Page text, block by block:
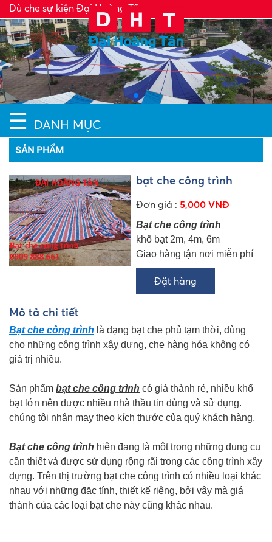
Dù che sự kiện Đại Hoàng Tấn
☰ DANH MỤC
SẢN PHẨM
bạt che công trình
Đơn giá : 5,000 VNĐ
Bạt che công trình
khổ bạt 2m, 4m, 6m
Giao hàng tận nơi miễn phí
Mô tả chi tiết
Bạt che công trình là dạng bạt che phủ tạm thời, dùng
cho những công trình xây dựng, che hàng hóa không có
giá trị nhiều.
Sản phẩm bạt che công trình có giá thành rẻ, nhiều khổ
bạt lớn nên được nhiều nhà thầu tin dùng và sử dụng.
chúng tôi nhận may theo kích thước của quý khách hàng.
Bạt che công trình hiện đang là một trong những dụng cụ
cần thiết và được sử dụng rộng rãi trong các công trình xây
dựng. Trên thị trường bạt che công trình có nhiều loại khác
nhau với những đặc tính, thiết kế riêng, bởi vậy mà giá
thành của các loại bạt che này cũng khác nhau.